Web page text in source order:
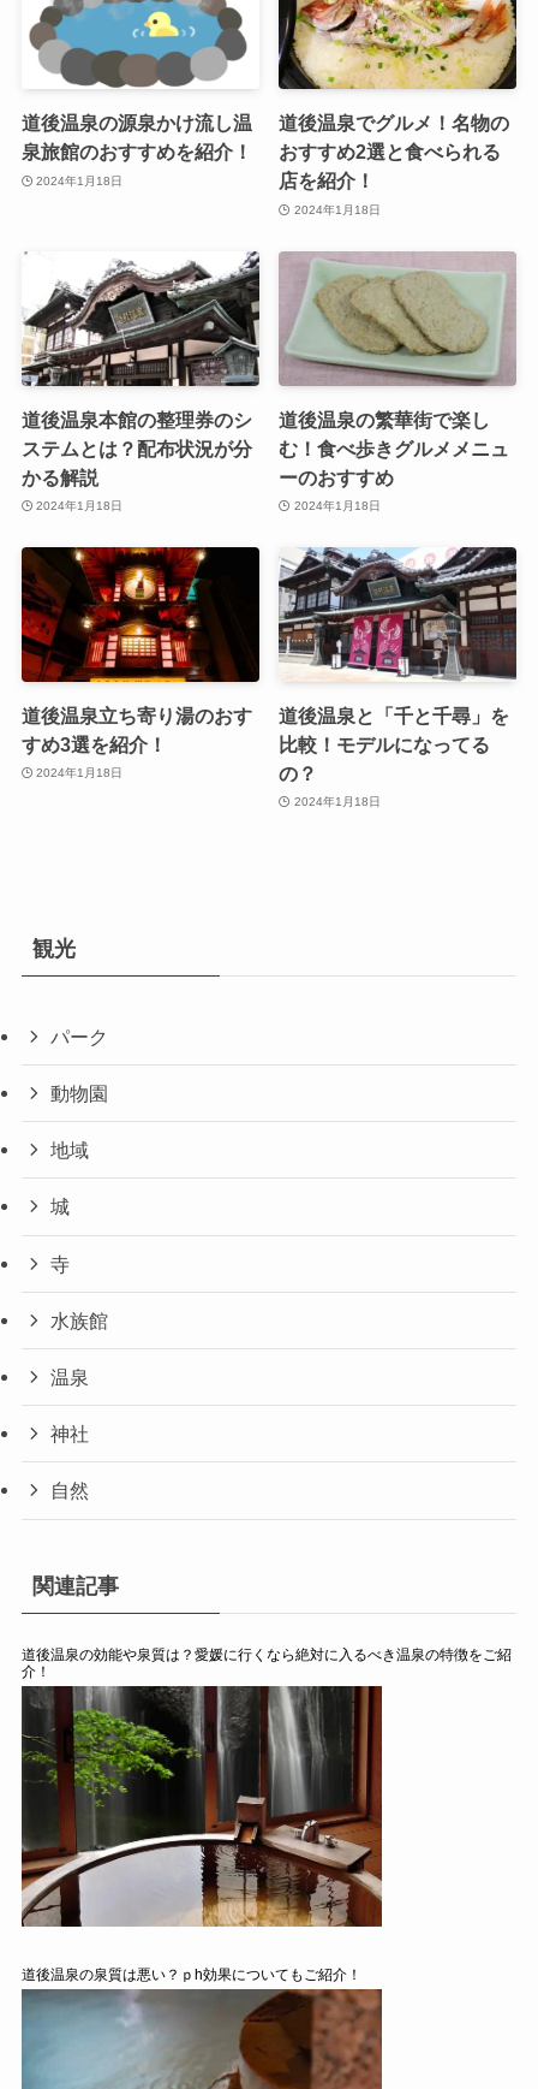
道後温泉の源泉かけ流し温
泉旅館のおすすめを紹介！
2024年1月18日
道後温泉でグルメ！名物の
おすすめ2選と食べられる
店を紹介！
2024年1月18日
道後温泉本館の整理券のシ
ステムとは？配布状況が分
かる解説
2024年1月18日
道後温泉の繁華街で楽し
む！食べ歩きグルメメニュ
ーのおすすめ
2024年1月18日
道後温泉立ち寄り湯のおす
すめ3選を紹介！
2024年1月18日
道後温泉と「千と千尋」を
比較！モデルになってる
の？
2024年1月18日
観光
パーク
動物園
地域
城
寺
水族館
温泉
神社
自然
関連記事
道後温泉の効能や泉質は？愛媛に行くなら絶対に入るべき温泉の特徴をご紹
介！
道後温泉の泉質は悪い？ｐh効果についてもご紹介！